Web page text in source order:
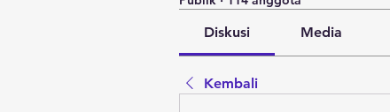
Diskusi Media
Kembali